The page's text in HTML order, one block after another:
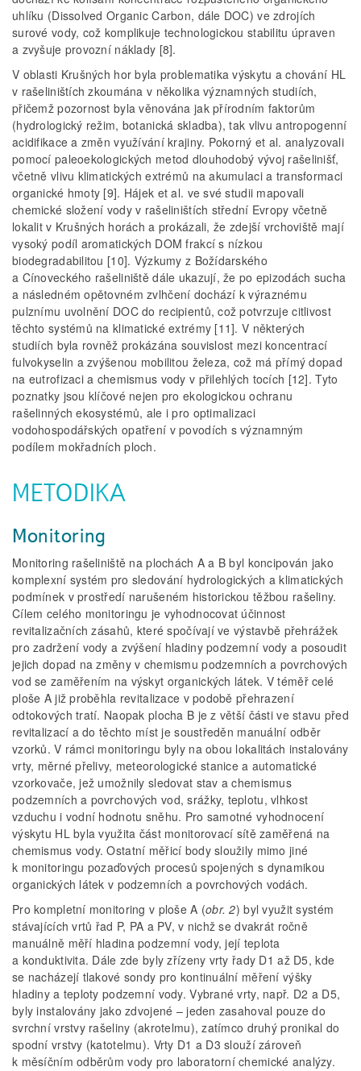
uhlíku (Dissolved Organic Carbon, dále DOC) ve zdrojích
surové vody, což komplikuje technologickou stabilitu úpraven
a zvyšuje provozní náklady [8].
V oblasti Krušných hor byla problematika výskytu a chování HL
v rašeliništích zkoumána v několika významných studiích,
přičemž pozornost byla věnována jak přírodním faktorům
(hydrologický režim, botanická skladba), tak vlivu antropogenní
acidifikace a změn využívání krajiny. Pokorný et al. analyzovali
pomocí paleoekologických metod dlouhodobý vývoj rašelinišť,
včetně vlivu klimatických extrémů na akumulaci a transformaci
organické hmoty [9]. Hájek et al. ve své studii mapovali
chemické složení vody v rašeliništích střední Evropy včetně
lokalit v Krušných horách a prokázali, že zdejší vrchoviště mají
vysoký podíl aromatických DOM frakcí s nízkou
biodegradabilitou [10]. Výzkumy z Božídarského
a Cínoveckého rašeliniště dále ukazují, že po epizodách sucha
a následném opětovném zvlhčení dochází k výraznému
pulznímu uvolnění DOC do recipientů, což potvrzuje citlivost
těchto systémů na klimatické extrémy [11]. V některých
studiích byla rovněž prokázána souvislost mezi koncentrací
fulvokyselin a zvýšenou mobilitou železa, což má přímý dopad
na eutrofizaci a chemismus vody v přilehlých tocích [12]. Tyto
poznatky jsou klíčové nejen pro ekologickou ochranu
rašelinných ekosystémů, ale i pro optimalizaci
vodohospodářských opatření v povodích s významným
podílem mokřadních ploch.
METODIKA
Monitoring
Monitoring rašeliniště na plochách A a B byl koncipován jako
komplexní systém pro sledování hydrologických a klimatických
podmínek v prostředí narušeném historickou těžbou rašeliny.
Cílem celého monitoringu je vyhodnocovat účinnost
revitalizačních zásahů, které spočívají ve výstavbě přehrážek
pro zadržení vody a zvýšení hladiny podzemní vody a posoudit
jejich dopad na změny v chemismu podzemních a povrchových
vod se zaměřením na výskyt organických látek. V téměř celé
ploše A již proběhla revitalizace v podobě přehrazení
odtokových tratí. Naopak plocha B je z větší části ve stavu před
revitalizací a do těchto míst je soustředěn manuální odběr
vzorků. V rámci monitoringu byly na obou lokalitách instalovány
vrty, měrné přelivy, meteorologické stanice a automatické
vzorkovače, jež umožnily sledovat stav a chemismus
podzemních a povrchových vod, srážky, teplotu, vlhkost
vzduchu i vodní hodnotu sněhu. Pro samotné vyhodnocení
výskytu HL byla využita část monitorovací sítě zaměřená na
chemismus vody. Ostatní měřicí body sloužily mimo jiné
k monitoringu pozaďových procesů spojených s dynamikou
organických látek v podzemních a povrchových vodách.
Pro kompletní monitoring v ploše A (obr. 2) byl využit systém
stávajících vrtů řad P, PA a PV, v nichž se dvakrát ročně
manuálně měří hladina podzemní vody, její teplota
a konduktivita. Dále zde byly zřízeny vrty řady D1 až D5, kde
se nacházejí tlakové sondy pro kontinuální měření výšky
hladiny a teploty podzemní vody. Vybrané vrty, např. D2 a D5,
byly instalovány jako zdvojené – jeden zasahoval pouze do
svrchní vrstvy rašeliny (akrotelmu), zatímco druhý pronikal do
spodní vrstvy (katotelmu). Vrty D1 a D3 slouží zároveň
k měsíčním odběrům vody pro laboratorní chemické analýzy.